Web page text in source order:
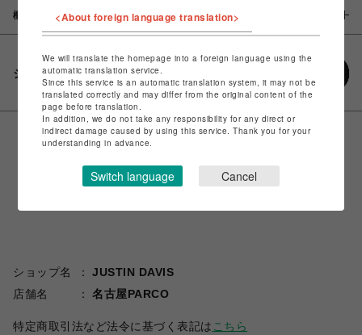
概要
シェアする
ショップ名
JUSTIN DAVIS
店舗名
名古屋PARCO
特定商取引法など法令に基づく表記は こちら
<About foreign language translation>
We will translate the homepage into a foreign language using the
automatic translation service.
Since this service is an automatic translation system, it may not be
translated correctly and may differ from the original content of the
page before translation.
In addition, we do not take any responsibility for any direct or
indirect damage caused by using this service. Thank you for your
understanding in advance.
Switch language Cancel